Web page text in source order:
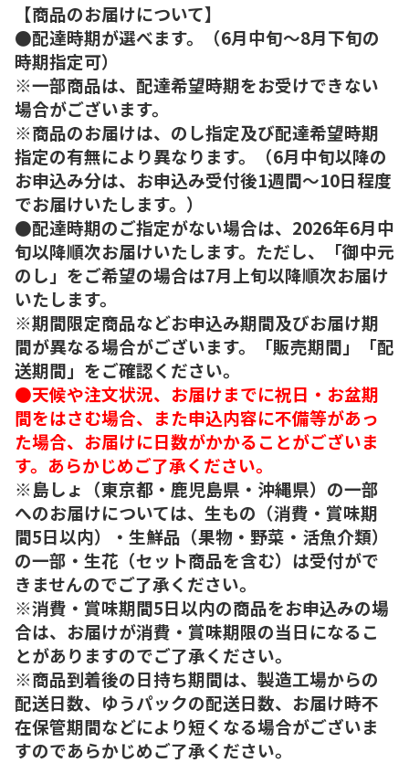
【商品のお届けについて】
●配達時期が選べます。（6月中旬～8月下旬の
時期指定可）
※一部商品は、配達希望時期をお受けできない
場合がございます。
※商品のお届けは、のし指定及び配達希望時期
指定の有無により異なります。（6月中旬以降の
お申込み分は、お申込み受付後1週間～10日程度
でお届けいたします。）
●配達時期のご指定がない場合は、2026年6月中
旬以降順次お届けいたします。ただし、「御中元
のし」をご希望の場合は7月上旬以降順次お届け
いたします。
※期間限定商品などお申込み期間及びお届け期
間が異なる場合がございます。「販売期間」「配
送期間」をご確認ください。
●天候や注文状況、お届けまでに祝日・お盆期
間をはさむ場合、また申込内容に不備等があっ
た場合、お届けに日数がかかることがございま
す。あらかじめご了承ください。
※島しょ（東京都・鹿児島県・沖縄県）の一部
へのお届けについては、生もの（消費・賞味期
間5日以内）・生鮮品（果物・野菜・活魚介類）
の一部・生花（セット商品を含む）は受付がで
きませんのでご了承ください。
※消費・賞味期間5日以内の商品をお申込みの場
合は、お届けが消費・賞味期限の当日になるこ
とがありますのでご了承ください。
※商品到着後の日持ち期間は、製造工場からの
配送日数、ゆうパックの配送日数、お届け時不
在保管期間などにより短くなる場合がございま
すのであらかじめご了承ください。